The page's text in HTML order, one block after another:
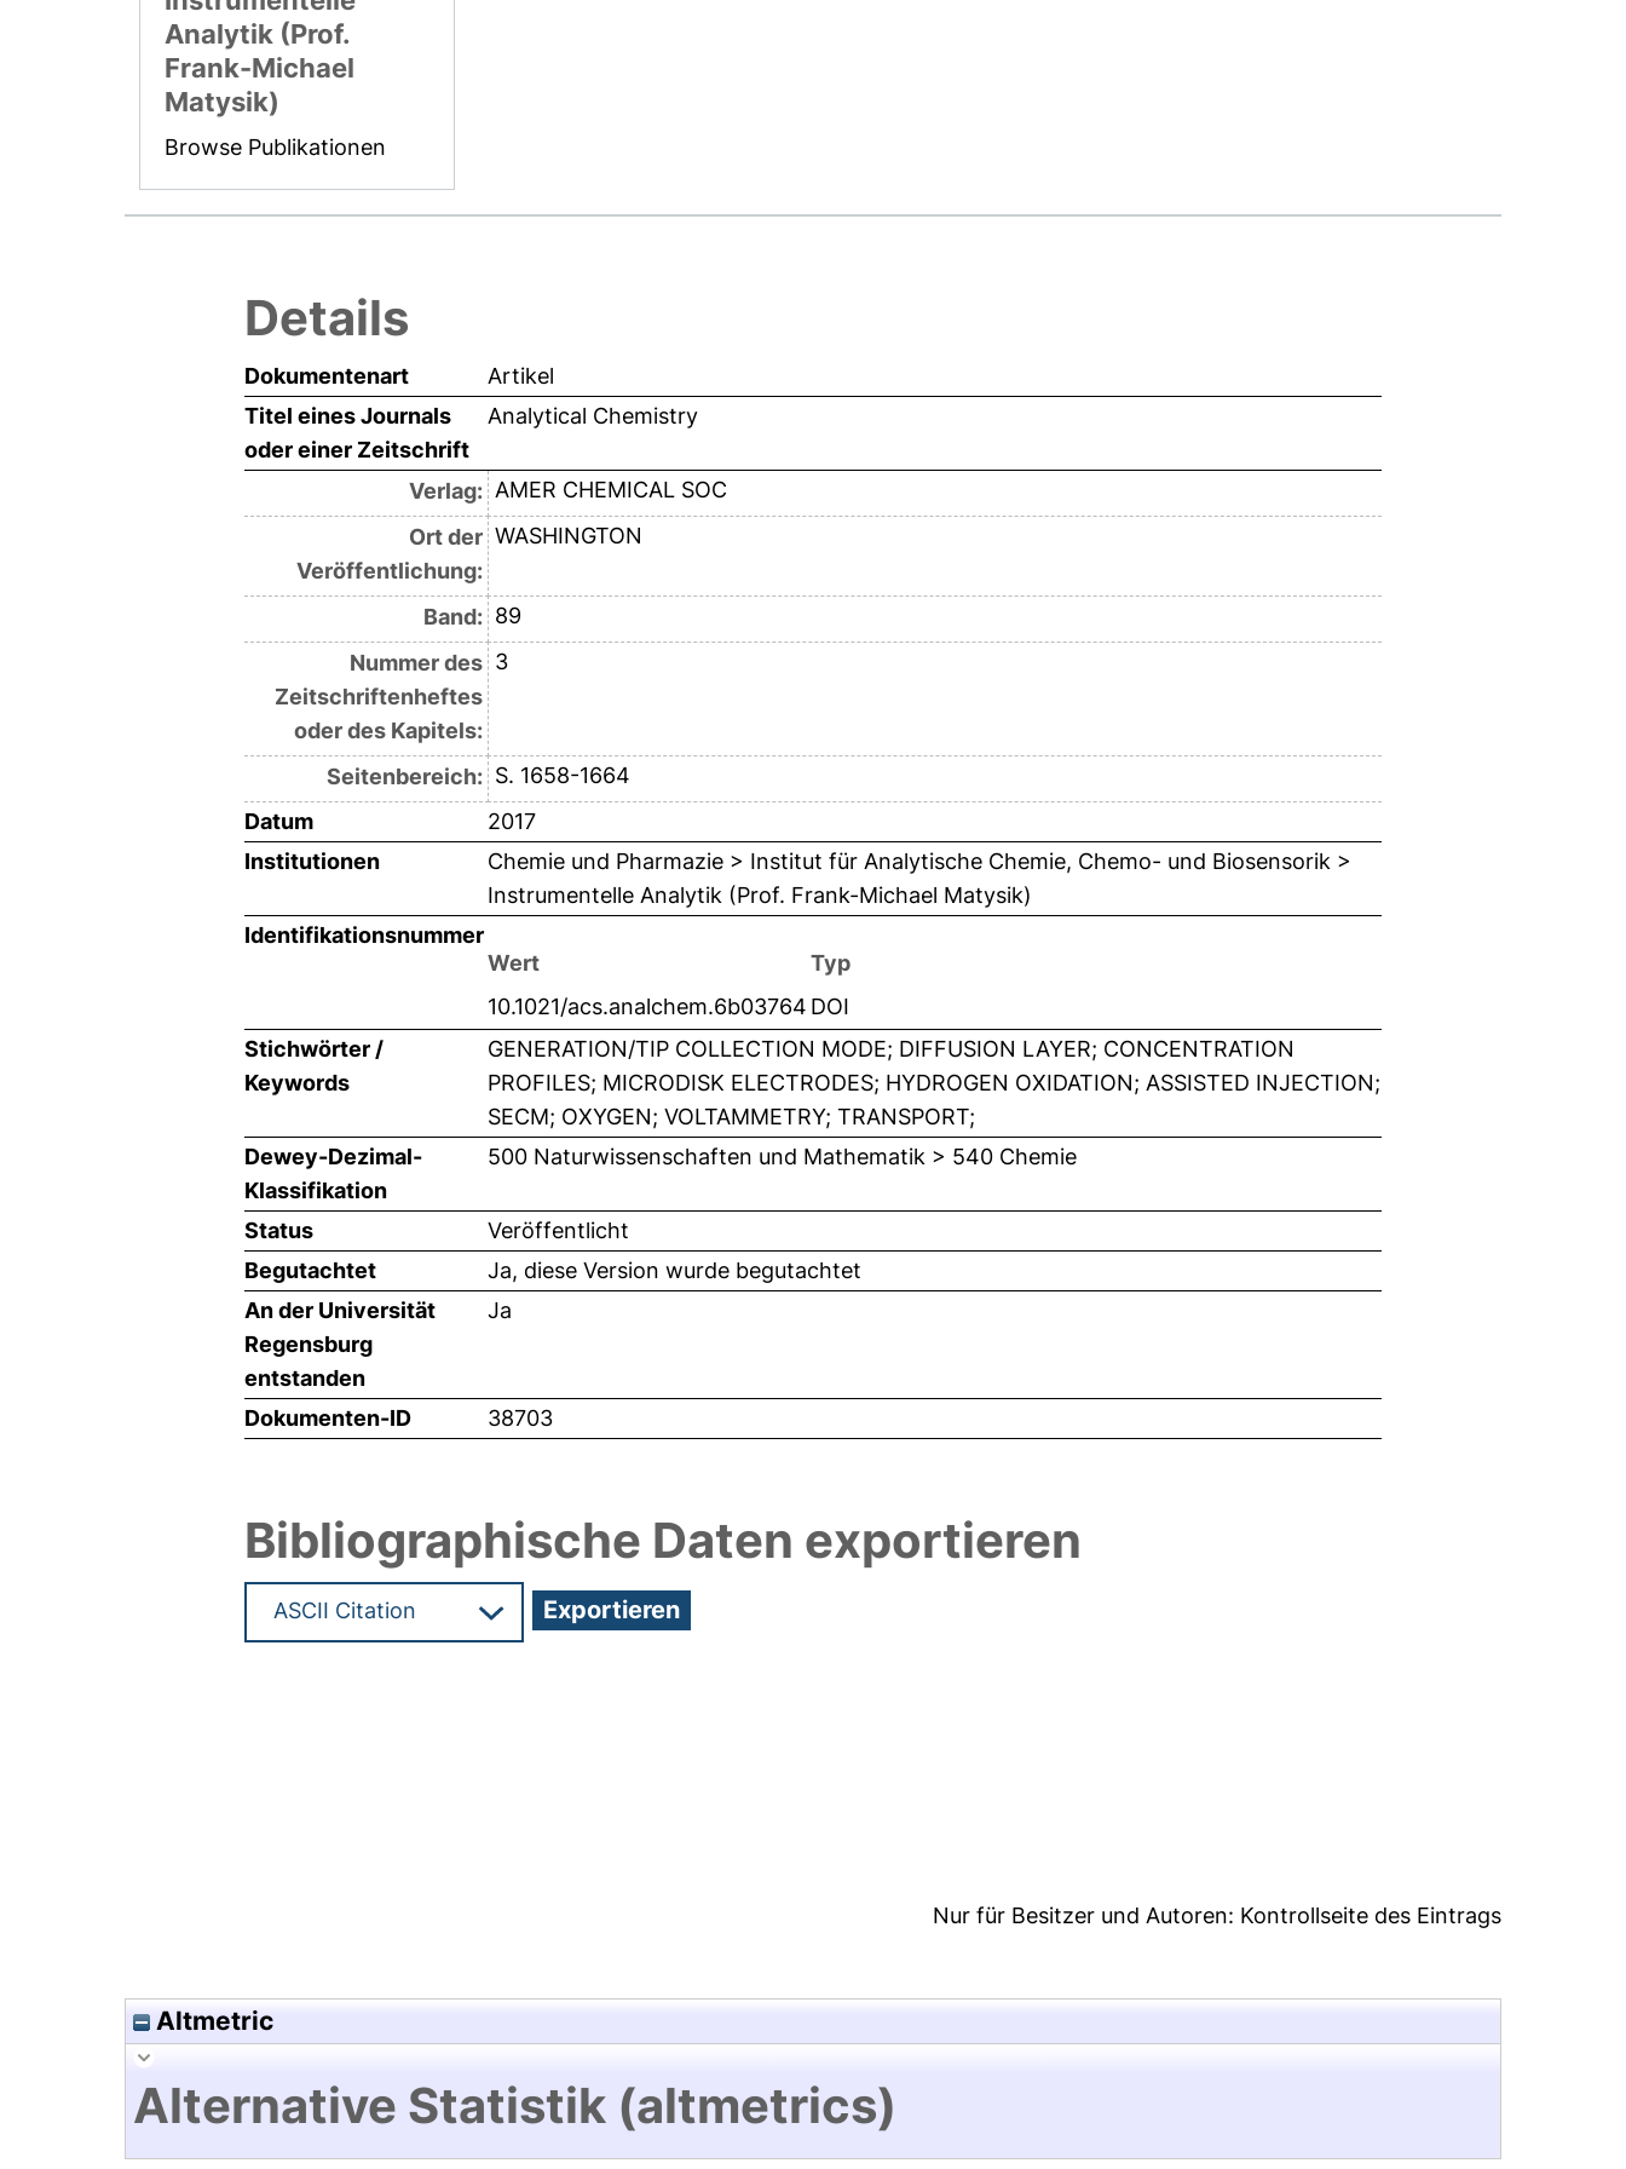
Analytik (Prof.
Frank-Michael
Matysik)
Browse Publikationen
Details
Dokumentenart
Artikel
Titel eines Journals
oder einer Zeitschrift
Analytical Chemistry
Verlag: AMER CHEMICAL SOC
Ort der
Veröffentlichung:
WASHINGTON
Band: 89
Nummer des
Zeitschriftenheftes
oder des Kapitels:
3
Seitenbereich: S. 1658-1664
Datum
2017
Institutionen
Chemie und Pharmazie > Institut für Analytische Chemie, Chemo- und Biosensorik >
Instrumentelle Analytik (Prof. Frank-Michael Matysik)
Identifikationsnummer
Wert
Typ
10.1021/acs.analchem.6b03764 DOI
Stichwörter /
Keywords
GENERATION/TIP COLLECTION MODE; DIFFUSION LAYER; CONCENTRATION
PROFILES; MICRODISK ELECTRODES; HYDROGEN OXIDATION; ASSISTED INJECTION;
SECM; OXYGEN; VOLTAMMETRY; TRANSPORT;
Dewey-Dezimal-
Klassifikation
500 Naturwissenschaften und Mathematik > 540 Chemie
Status
Veröffentlicht
Begutachtet
Ja, diese Version wurde begutachtet
An der Universität
Regensburg
entstanden
Ja
Dokumenten-ID 38703
Bibliographische Daten exportieren
Nur für Besitzer und Autoren: Kontrollseite des Eintrags
Altmetric
Alternative Statistik (altmetrics)